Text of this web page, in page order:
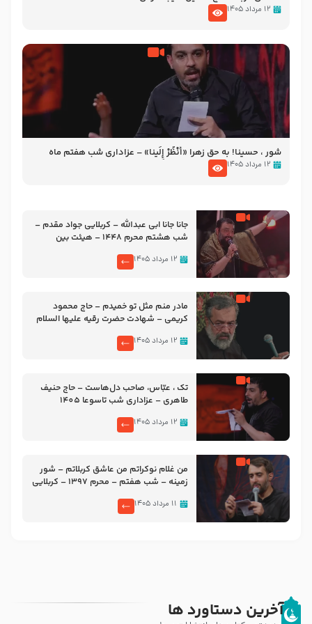
۱۲ مرداد ۱۴۰۵
شور ، حسینا! به‌ حق زهرا «أُنْظُرْ إِلَینا» – عزاداری شب هفتم ماه
محرّم 1405
۱۲ مرداد ۱۴۰۵
جانا جانا ابی عبدالله – کربلایی جواد مقدم –
شب هشتم محرم 1448 – هیئت بین
۱۲ مرداد ۱۴۰۵
مادر منم مثل تو خمیدم – حاج محمود
کریمی – شهادت حضرت رقیه علیها السلام
۱۲ مرداد ۱۴۰۵
تک ، عبّاس، صاحب دل‌هاست – حاج حنیف
طاهری – عزاداری شب تاسوعا 1405
۱۲ مرداد ۱۴۰۵
من غلام نوکراتم من عاشق کربلاتم – شور
زمینه – شب هفتم – محرم 1397 – کربلایی
۱۱ مرداد ۱۴۰۵
آخرین دستاورد ها